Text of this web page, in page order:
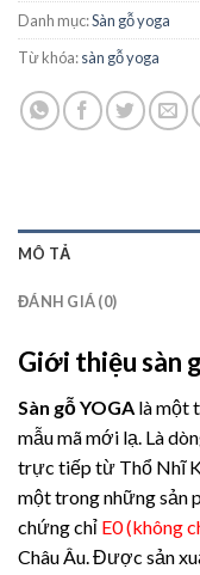
Danh mục:Sàn gỗ yoga
Từ khóa:sàn gỗ yoga
MÔ TẢ
ĐÁNH GIÁ (0)
Giới thiệu sàn
Sàn gỗ YOGA là một
mẫu mã mới lạ. Là
trực tiếp từ Thổ Nhĩ
một trong những sản
chứng chỉ E0 (không
Châu Âu. Được sản